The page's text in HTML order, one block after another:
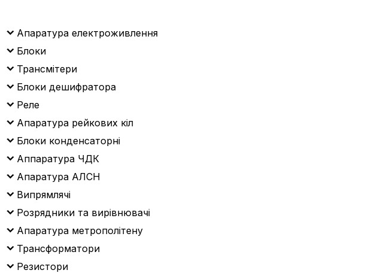
Апаратура електроживлення
Блоки
Трансмітери
Блоки дешифратора
Реле
Апаратура рейкових кіл
Блоки конденсаторні
Аппаратура ЧДК
Апаратура АЛСН
Випрямлячі
Розрядники та вирівнювачі
Апаратура метрополітену
Трансформатори
Резистори